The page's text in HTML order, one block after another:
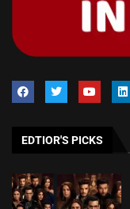
EDTIOR'S PICKS